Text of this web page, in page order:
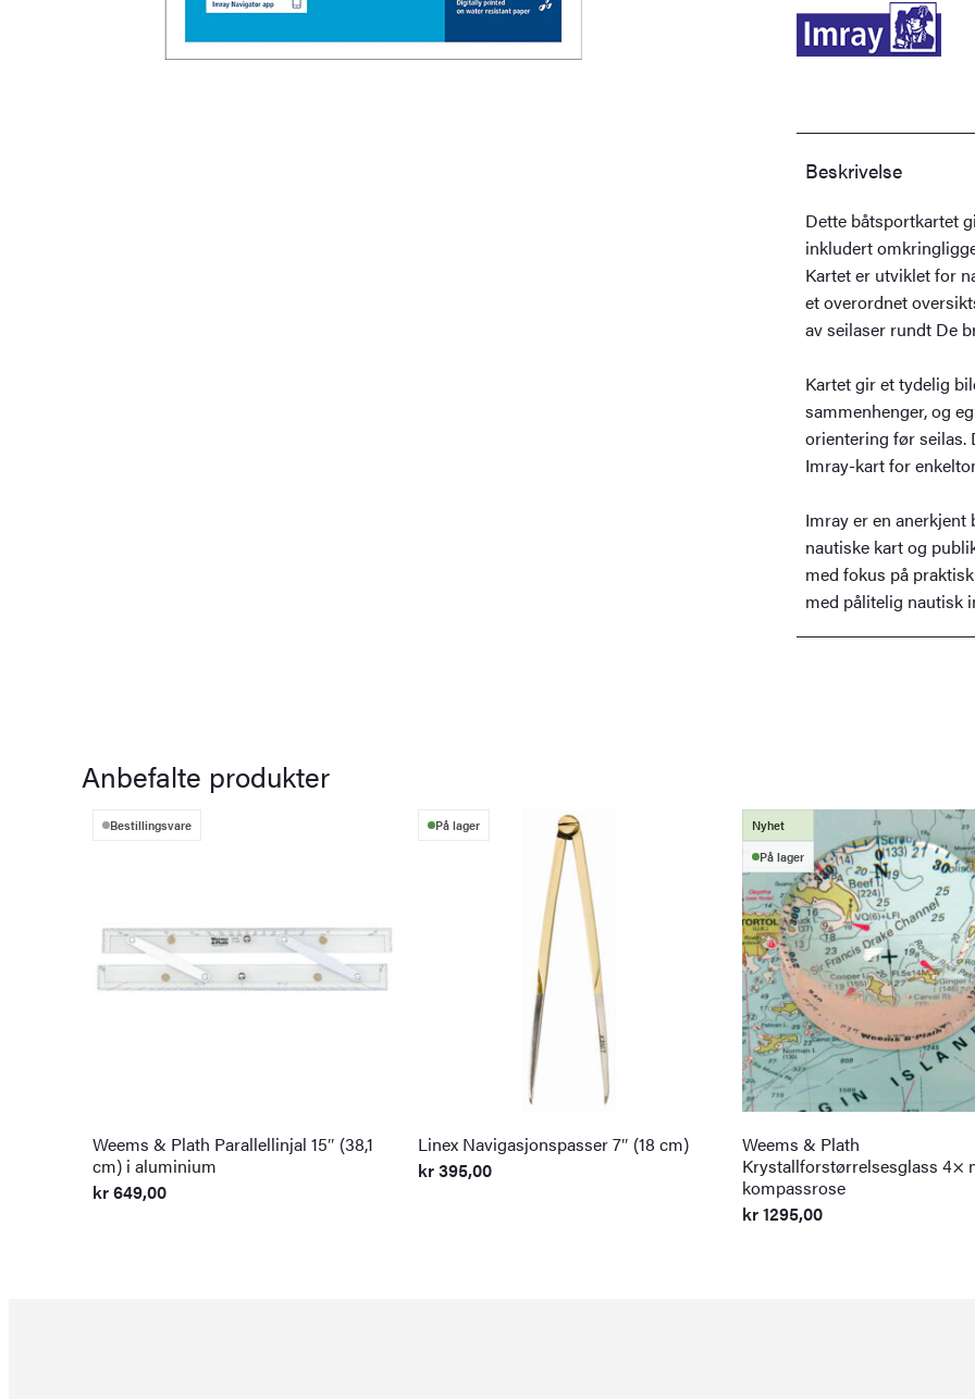
antall
Beskrivelse
Dette båtsportkartet
inkludert
Kartet er utviklet for
et overordnet
av seilaser rundt De
Kartet gir et tydelig
sammenhenger, og
orientering før seilas.
Imray-kart for
Imray er en
nautiske kart og
med fokus på
med pålitelig nautisk
Anbefalte produkter
Bestillingsvare
Weems & Plath Parallellinjal 15″ (38,1
cm) i aluminium
kr649,00
På lager
Linex Navigasjonspasser 7″ (18 cm)
kr395,00
Nyhet
På lager
Weems & Plath
Krystallforstørrelsesglass 4×
kompassrose
kr1295,00